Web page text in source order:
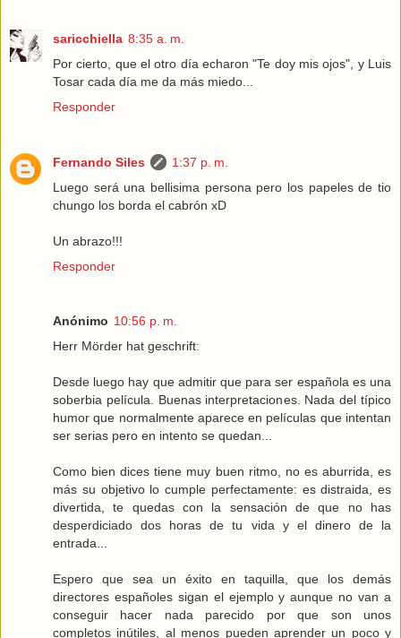
saricchiella 8:35 a. m.
Por cierto, que el otro día echaron "Te doy mis ojos", y Luis
Tosar cada día me da más miedo...
Responder
Fernando Siles
1:37 p. m.
Luego será una bellisima persona pero los papeles de tio
chungo los borda el cabrón xD
Un abrazo!!!
Responder
Anónimo 10:56 p. m.
Herr Mörder hat geschrift:
Desde luego hay que admitir que para ser española es una
soberbia película. Buenas interpretaciones. Nada del típico
humor que normalmente aparece en películas que intentan
ser serias pero en intento se quedan...
Como bien dices tiene muy buen ritmo, no es aburrida, es
más su objetivo lo cumple perfectamente: es distraida, es
divertida, te quedas con la sensación de que no has
desperdiciado dos horas de tu vida y el dinero de la
entrada...
Espero que sea un éxito en taquilla, que los demás
directores españoles sigan el ejemplo y aunque no van a
conseguir hacer nada parecido por que son unos
completos inútiles, al menos pueden aprender un poco y